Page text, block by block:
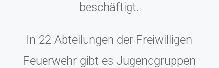
beschäftigt.
In 22 Abteilungen der Freiwilligen
Feuerwehr gibt es Jugendgruppen